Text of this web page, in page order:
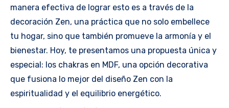
manera efectiva de lograr esto es a través de la
decoración Zen, una práctica que no solo embellece
tu hogar, sino que también promueve la armonía y el
bienestar. Hoy, te presentamos una propuesta única y
especial: los chakras en MDF, una opción decorativa
que fusiona lo mejor del diseño Zen con la
espiritualidad y el equilibrio energético.